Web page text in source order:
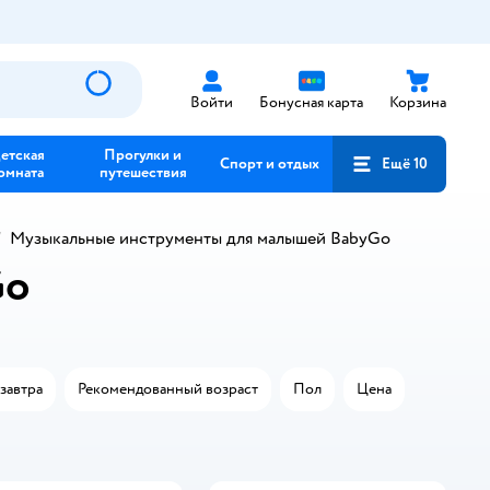
Войти Бонусная карта Корзина
Прогулки и
путешествия
Спорт и отдых Ещё 10
Музыкальные инструменты для малышей BabyGo
Рекомендованный возраст Пол Цена